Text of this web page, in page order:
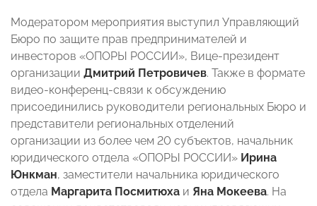
Модератором мероприятия выступил Управляющий
Бюро по защите прав предпринимателей и
инвесторов «ОПОРЫ РОССИИ», Вице-президент
организации Дмитрий Петровичев. Также в формате
видео-конференц-связи к обсуждению
присоединились руководители региональных Бюро и
представители региональных отделений
организации из более чем 20 субъектов, начальник
юридического отдела «ОПОРЫ РОССИИ» Ирина
Юнкман, заместители начальника юридического
отдела Маргарита Посмитюха и Яна Мокеева. На